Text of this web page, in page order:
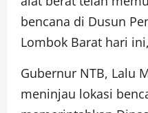
bencana di Dusun
Lombok Barat hari
Gubernur NTB, Lalu
meninjau lokasi